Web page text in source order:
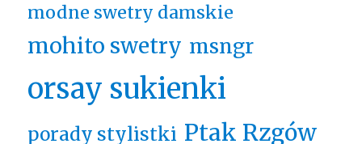
modne swetry damskie
mohito swetry msngr
orsay sukienki
porady stylistki Ptak Rzgów